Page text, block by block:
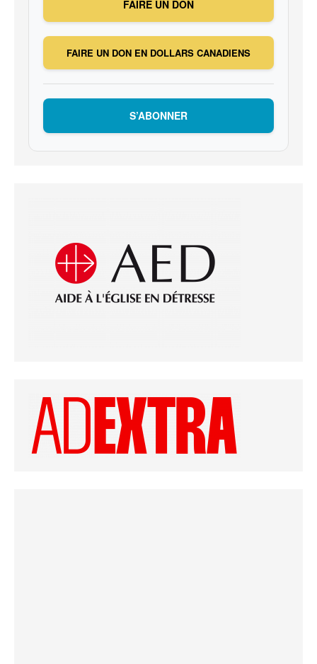
FAIRE UN DON
FAIRE UN DON EN DOLLARS CANADIENS
S’ABONNER